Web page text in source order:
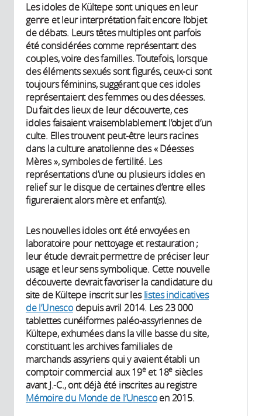
Les idoles de Kültepe sont uniques en leur
genre et leur interprétation fait encore l’objet
de débats. Leurs têtes multiples ont parfois
été considérées comme représentant des
couples, voire des familles. Toutefois, lorsque
des éléments sexués sont figurés, ceux-ci sont
toujours féminins, suggérant que ces idoles
représentaient des femmes ou des déesses.
Du fait des lieux de leur découverte, ces
idoles faisaient vraisemblablement l’objet d’un
culte. Elles trouvent peut-être leurs racines
dans la culture anatolienne des « Déesses
Mères », symboles de fertilité. Les
représentations d’une ou plusieurs idoles en
relief sur le disque de certaines d’entre elles
figureraient alors mère et enfant(s).
Les nouvelles idoles ont été envoyées en
laboratoire pour nettoyage et restauration ;
leur étude devrait permettre de préciser leur
usage et leur sens symbolique. Cette nouvelle
découverte devrait favoriser la candidature du
site de Kültepe inscrit sur leslistes indicatives
de l’Unescodepuis avril 2014. Les 23 000
tablettes cunéiformes paléo-assyriennes de
Kültepe, exhumées dans la ville basse du site,
constituant les archives familiales de
marchands assyriens qui y avaient établi un
comptoir commercial aux 19eet 18e siècles
avant J.-C., ont déjà été inscrites au registre
Mémoire du Monde de l’Unescoen 2015.